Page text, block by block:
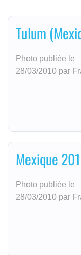
Tulum
Photo publiée le
28/03/2010 par
Mexique
Photo publiée le
28/03/2010 par